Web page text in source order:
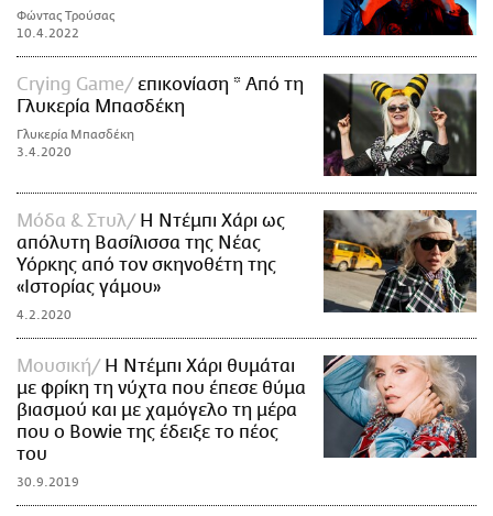
Φώντας Τρούσας
10.4.2022
Crying Game
επικονίαση * Από τη
Γλυκερία Μπασδέκη
Γλυκερία Μπασδέκη
3.4.2020
Μόδα & Στυλ
Η Ντέμπι Χάρι ως
απόλυτη Βασίλισσα της Νέας
Υόρκης από τον σκηνοθέτη της
«Ιστορίας γάμου»
4.2.2020
Μουσική
Η Ντέμπι Χάρι θυμάται
με φρίκη τη νύχτα που έπεσε θύμα
βιασμού και με χαμόγελο τη μέρα
που ο Bowie της έδειξε το πέος
του
30.9.2019